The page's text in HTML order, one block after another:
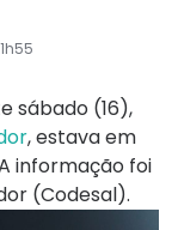
sábado (16),
, estava em
informação foi
(Codesal).